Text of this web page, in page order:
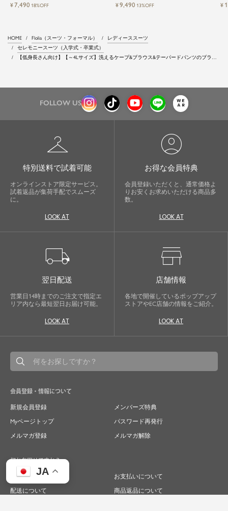
JA
¥7,490 18%OFF ¥9,490 13%OFF ¥
HOME Flolia（スーツ・フォーマル）
レディーススーツ
セレモニースーツ（入学式・卒業式）
【低身長さん向け】【～4Lサイズ】洗えるケープ&ブラウス&テーパードパンツのブラッ
FOLLOW US
checkroom
特別送料で試着可能
オンラインストア限定サービス。
試着返品が集荷手配でスムーズ
に。
LOOK AT
account_circle
お得な会員特典
会員登録いただくと、通常価格よ
りお安くお求めいただける商品多
数。
LOOK AT
local_shipping
翌日配送
営業日14時までのご注文で指定エ
リア内なら最短翌日お届け可能。
LOOK AT
store
店舗情報
各地で開催しているポップアップ
ストアやEC店舗の情報をご紹介。
LOOK AT
会員登録・情報について
新規会員登録
メンバーズ特典
Myページトップ
パスワード再発行
メルマガ登録
メルマガ解除
何かお困りですか？
ご注文について
お支払いについて
配送について
商品返品について